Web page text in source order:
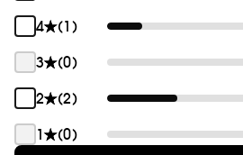
4
(1)
3
(0)
2
(2)
1
(0)